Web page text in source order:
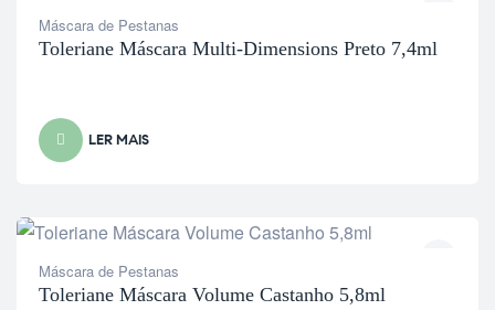
Máscara de Pestanas
Toleriane Máscara Multi-Dimensions Preto 7,4ml
LER MAIS
Máscara de Pestanas
Toleriane Máscara Volume Castanho 5,8ml